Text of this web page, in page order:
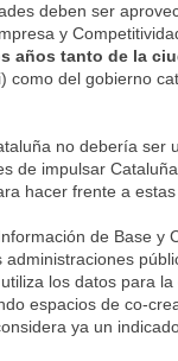
deben ser
y
años tanto de la
como del gobierno
no debería ser
de impulsar
hacer frente a estas
de Base y
administraciones
los datos para
espacios de co-
ya un